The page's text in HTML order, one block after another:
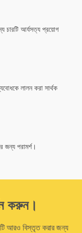
চারটি আর্যসত্য প্রয়োগ
লালন করা সার্থক
জন্য পরামর্শ।
করুন।
টি আরও বিস্তৃত করার জন্য